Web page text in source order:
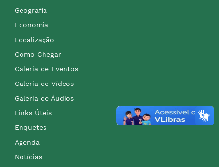
Geografia
Economia
Localização
Como Chegar
Galeria de Eventos
Galeria de Vídeos
Galeria de Áudios
Links Úteis
Enquetes
Agenda
Notícias